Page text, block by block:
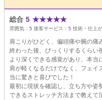
総合 5 ★★★★★
雰囲気： 5 接客サービス： 5 技術・仕上が
肩こりがひどく、偏頭痛や腕の痛
終わった後、びっくりするくらい
より深くできる感覚があり、本当
肩が軽くなるだけでなく、フェイ
当に驚きと喜びでした！
最初に現状を確認し、立ち方や姿
できるストレッチ方法まで教えて